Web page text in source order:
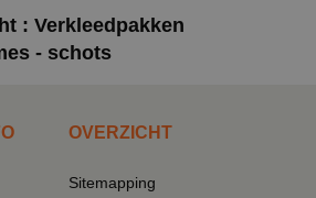
: Verkleedpakken
- schots
OVERZICHT
Sitemapping